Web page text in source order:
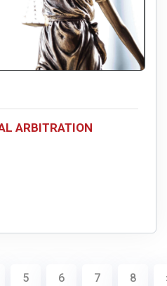
ARBITRATION
5 6 7 8